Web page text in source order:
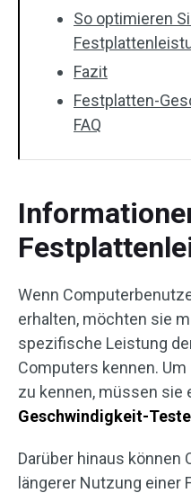
So optimieren
Fazit
Festplatten-
FAQ
Wenn
erhalten, möchten sie
spezifische Leistung
Computers kennen.
zu kennen, müssen sie
Geschwindigkeit-
Darüber hinaus können
längerer Nutzung einer